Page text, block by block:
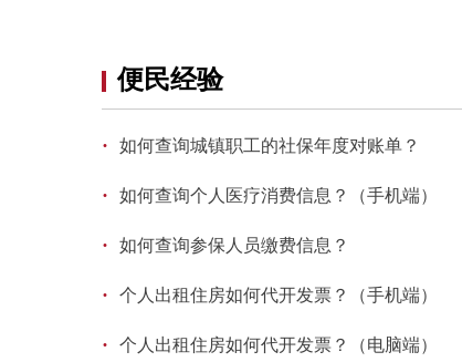
便民经验
· 如何查询城镇职工的社保年度对账单？
· 如何查询个人医疗消费信息？（手机端）
· 如何查询参保人员缴费信息？
· 个人出租住房如何代开发票？（手机端）
· 个人出租住房如何代开发票？（电脑端）